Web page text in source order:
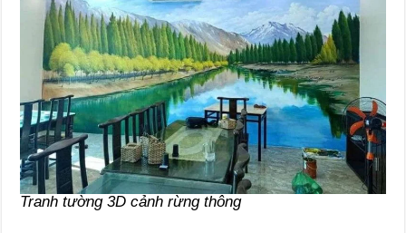
Tranh tường 3D cảnh rừng thông